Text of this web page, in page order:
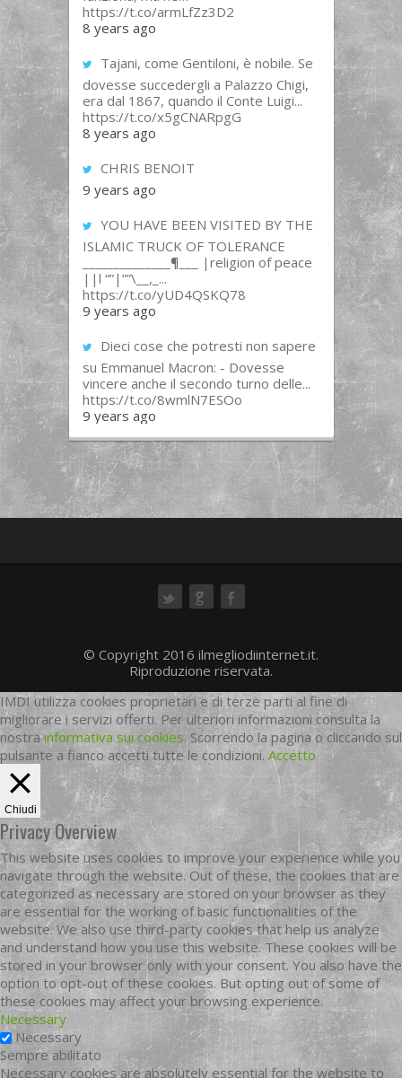
https://t.co/armLfZz3D2
8 years ago
Tajani, come Gentiloni, è nobile. Se
dovesse succedergli a Palazzo Chigi,
era dal 1867, quando il Conte Luigi...
https://t.co/x5gCNARpgG
8 years ago
CHRIS BENOIT
9 years ago
YOU HAVE BEEN VISITED BY THE
ISLAMIC TRUCK OF TOLERANCE
______________¶___ |religion of peace
||l “”|””\__,_...
https://t.co/yUD4QSKQ78
9 years ago
Dieci cose che potresti non sapere
su Emmanuel Macron: - Dovesse
vincere anche il secondo turno delle...
https://t.co/8wmlN7ESOo
9 years ago
© Copyright 2016 ilmegliodiinternet.it.
Riproduzione riservata.
IMDI utilizza cookies proprietari e di terze parti al fine di
migliorare i servizi offerti. Per ulteriori informazioni consulta la
nostrainformativa sui cookies. Scorrendo la pagina o cliccando sul
pulsante a fianco accetti tutte le condizioni. Accetto
Chiudi
Privacy Overview
This website uses cookies to improve your experience while you
navigate through the website. Out of these, the cookies that are
categorized as necessary are stored on your browser as they
are essential for the working of basic functionalities of the
website. We also use third-party cookies that help us analyze
and understand how you use this website. These cookies will be
stored in your browser only with your consent. You also have the
option to opt-out of these cookies. But opting out of some of
these cookies may affect your browsing experience.
Necessary
Necessary
Sempre abilitato
Necessary cookies are absolutely essential for the website to